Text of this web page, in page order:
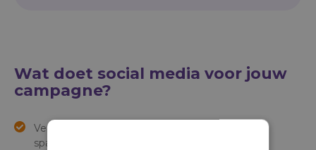
Wat doet social media voor jouw
campagne?
Vergroot het bereik van lokale concepten en
spaarcampagnes.